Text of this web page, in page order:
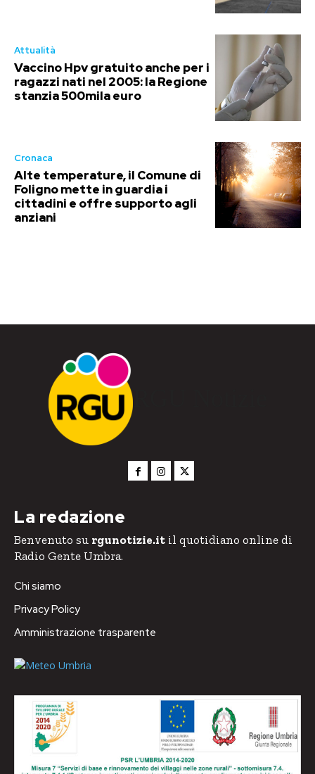
Attualità
Vaccino Hpv gratuito anche per i
ragazzi nati nel 2005: la Regione
stanzia 500mila euro
Cronaca
Alte temperature, il Comune di
Foligno mette in guardia i
cittadini e offre supporto agli
anziani
RGU Notizie
La redazione
Benvenuto su rgunotizie.it il quotidiano online di
Radio Gente Umbra.
Chi siamo
Privacy Policy
Amministrazione trasparente